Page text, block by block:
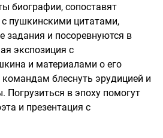
биографии, сопоставят
пушкинскими цитатами,
задания и посоревнуются в
экспозиция с
и материалами о его
блеснуть эрудицией и
Погрузиться в эпоху помогут
и презентация с